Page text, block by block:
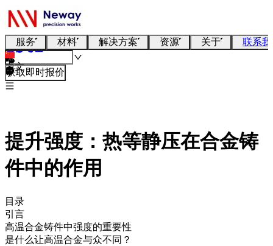
服务 材料 解决方案 资源 关于 联系
中文
获取即时报价
提升强度：热等静压在合金铸
件中的作用
目录
引言
高温合金铸件中强度的重要性
是什么让高温合金与众不同？